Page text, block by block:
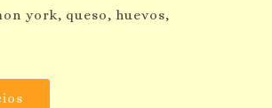
york, queso, huevos,